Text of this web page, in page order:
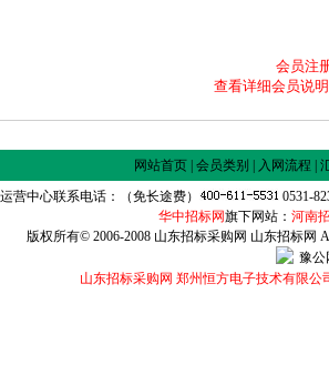
会员注
查看详细会员说
网站首页| 会员类别 入网流程
营中心联系电话：（免长途费）
0531-
华中招标网旗下网站： 河南
版权所有© 2006-2008 山东招标采购网 山东招标网
豫公
山东招标采购网 郑州恒方电子技术有限